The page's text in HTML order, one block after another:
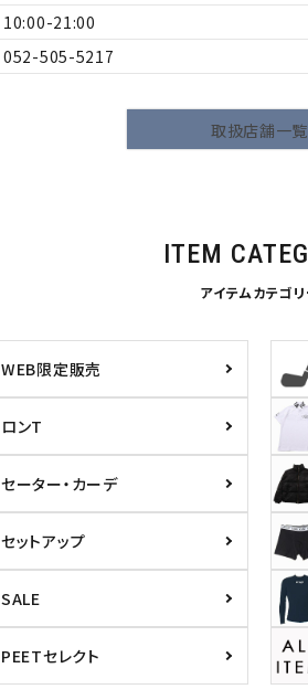
並
34inc 38inc
tune 絞り込んで検
10:00-21:00
052-505-5217
取扱店舗一覧
ITEM
アイテムカテゴリ
WEB限定販売
ロンT
セーター・カーデ
セットアップ
SALE
PEETセレクト